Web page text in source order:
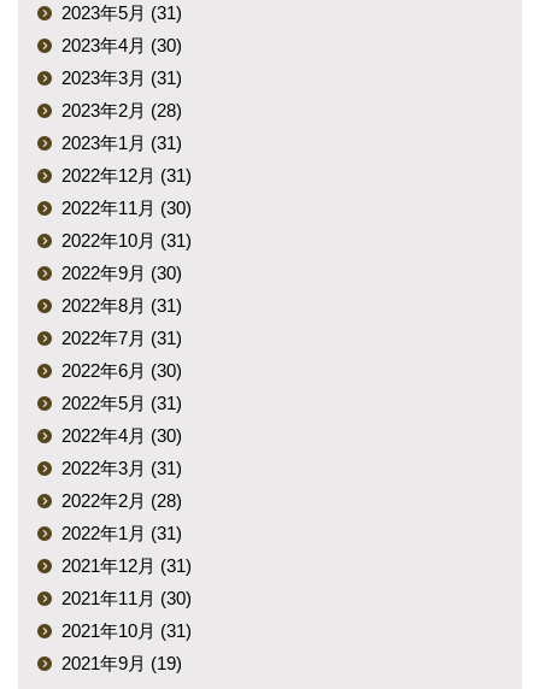
2023年5月 (31)
2023年4月 (30)
2023年3月 (31)
2023年2月 (28)
2023年1月 (31)
2022年12月 (31)
2022年11月 (30)
2022年10月 (31)
2022年9月 (30)
2022年8月 (31)
2022年7月 (31)
2022年6月 (30)
2022年5月 (31)
2022年4月 (30)
2022年3月 (31)
2022年2月 (28)
2022年1月 (31)
2021年12月 (31)
2021年11月 (30)
2021年10月 (31)
2021年9月 (19)